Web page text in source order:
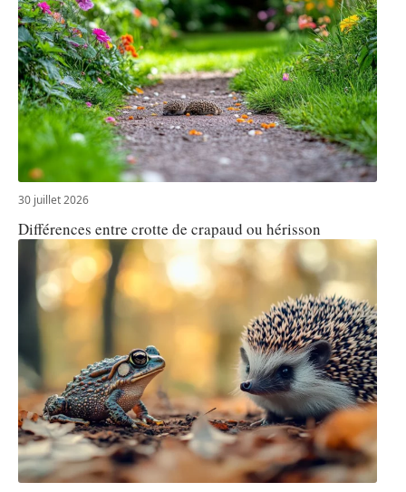
30 juillet 2026
Différences entre crotte de crapaud ou hérisson